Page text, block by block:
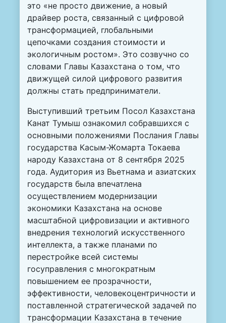
это «не просто движение, а новый
драйвер роста, связанный с цифровой
трансформацией, глобальными
цепочками создания стоимости и
экологичным ростом». Это созвучно со
словами Главы Казахстана о том, что
движущей силой цифрового развития
должны стать предприниматели.
Выступивший третьим Посол Казахстана
Канат Тумыш ознакомил собравшихся с
основными положениями Послания Главы
государства Касым-Жомарта Токаева
народу Казахстана от 8 сентября 2025
года. Аудитория из Вьетнама и азиатских
государств была впечатлена
осуществлением модернизации
экономики Казахстана на основе
масштабной цифровизации и активного
внедрения технологий искусственного
интеллекта, а также планами по
перестройке всей системы
госуправления c многократным
повышением ее прозрачности,
эффективности, человекоцентричности и
поставленной стратегической задачей по
трансформации Казахстана в течение